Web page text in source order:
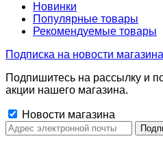
Новинки
Популярные товары
Рекомендуемые товары
Подписка на новости магазина
Подпишитесь на рассылку и
акции нашего магазина.
Новости магазина